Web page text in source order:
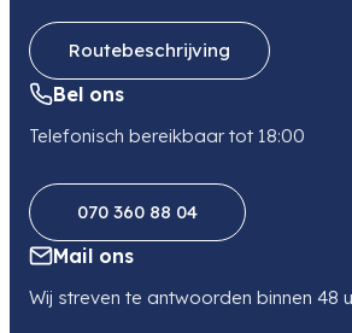
Routebeschrijving
Bel ons
Telefonisch bereikbaar tot 18:00
070 360 88 04
Mail ons
Wij streven te antwoorden binnen 48